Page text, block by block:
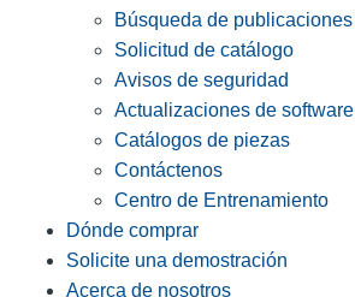
Búsqueda de publicaciones
Solicitud de catálogo
Avisos de seguridad
Actualizaciones de software
Catálogos de piezas
Contáctenos
Centro de Entrenamiento
Dónde comprar
Solicite una demostración
Acerca de nosotros